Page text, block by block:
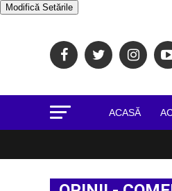
Modifică Setările
ACASĂ